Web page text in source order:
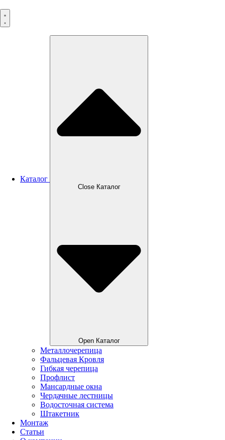
к
содержимому
Каталог
Close Каталог
Open Каталог
Металлочерепица
Фальцевая Кровля
Гибкая черепица
Профлист
Мансардные окна
Чердачные лестницы
Водосточная система
Штакетник
Монтаж
Статьи